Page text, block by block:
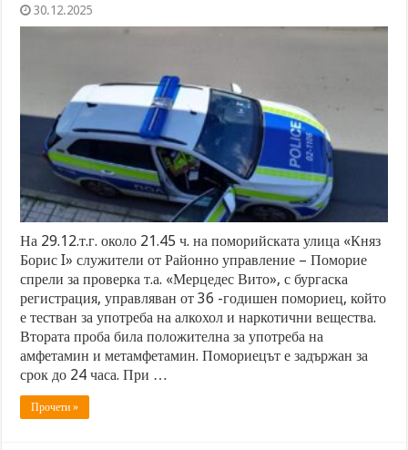
30.12.2025
На 29.12.т.г. около 21.45 ч. на поморийската улица «Княз
Борис I» служители от Районно управление – Поморие
спрели за проверка т.а. «Мерцедес Вито», с бургаска
регистрация, управляван от 36 -годишен помориец, който
е тестван за употреба на алкохол и наркотични вещества.
Втората проба била положителна за употреба на
амфетамин и метамфетамин. Помориецът е задържан за
срок до 24 часа. При …
Прочети »